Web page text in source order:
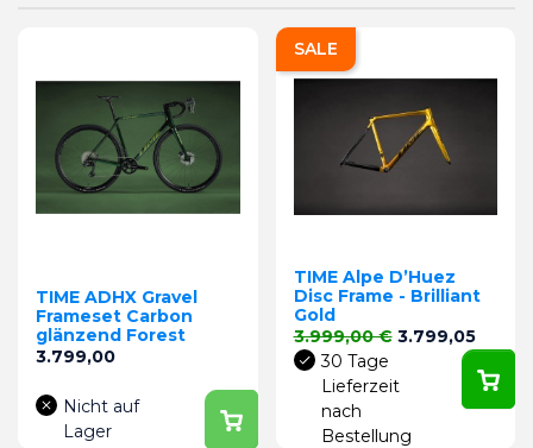
TIME ADHX Gravel
Frameset Carbon
glänzend Forest
Preis
3.799,00
Nicht auf
Lager
TIME Alpe D’Huez
Disc Frame - Brilliant
Gold
Verkaufspreis
3.999,00 € Preis
3.799,05
30 Tage
Lieferzeit
nach
Bestellung
SALE